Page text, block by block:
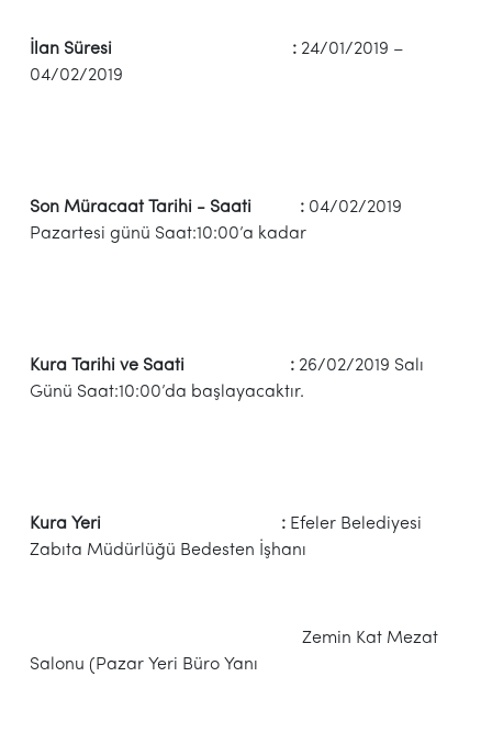
İlan Süresi : 24/01/2019 –
04/02/2019
Son Müracaat Tarihi - Saati : 04/02/2019
Pazartesi günü Saat:10:00’a kadar
Kura Tarihi ve Saati : 26/02/2019 Salı
Günü Saat:10:00’da başlayacaktır.
Kura Yeri : Efeler Belediyesi
Zabıta Müdürlüğü Bedesten İşhanı
Zemin Kat Mezat
Salonu (Pazar Yeri Büro Yanı